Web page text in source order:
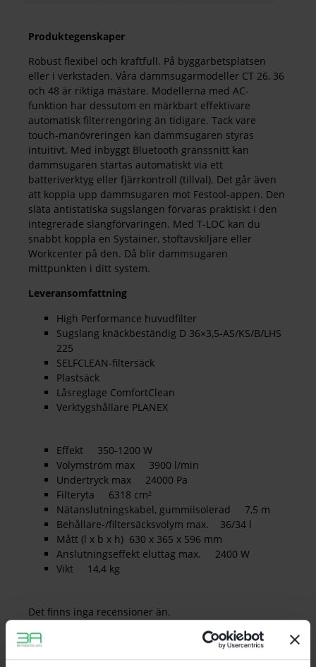
Produktegenskaper
Robust flexibel och kraftfull. På byggarbetsplatsen
eller i verkstaden. Våra dammsugarmodeller CT 26, 36
och 48 är riktiga mästare. Modellerna med AC-
funktion har dessutom en märkbart effektivare
automatisk filterrengöring än tidigare. Tack vare
touch-manövreringen kan dammsugaren styras
intuitivt. Med inbyggt Bluetooth gränssnitt kan
dammsugaren startas automatiskt via ett
batteriverktyg eller fjärrkontroll (tillval). Det går även
att koppla upp dammsugaren mot Festool-appen. Den
släta antistatiska sugslangen förvaras praktiskt i den
integrerade slangförvaringen. Med T-LOC kan du
snabbt koppla en Systainer, stoftavskiljare eller
Workcenter på den. Då blir dammsugaren
mittpunkten i ditt system.
Leveransomfattning
High Performance huvudfilter
Sugslang knäckbeständig D 36×3,5-AS/KS/B/LHS
225
SELFCLEAN-filtersäck
Plastsäck
Låsreglage ComfortClean
Verktygshållare PLANEX
Effekt 350-1200 W
Volymström max 3900 l/min
Undertryck max 24000 Pa
Filteryta 6318 cm²
Nätanslutningskabel, gummiisolerad 7,5 m
Behållare-/filtersäcksvolym max. 36/34 l
Mått (l x b x h) 630 x 365 x 596 mm
Anslutningseffekt eluttag max. 2400 W
Vikt 14,4 kg
Det finns inga recensioner än.
Bli först med att recensera ”Festool Dammsugare CTL